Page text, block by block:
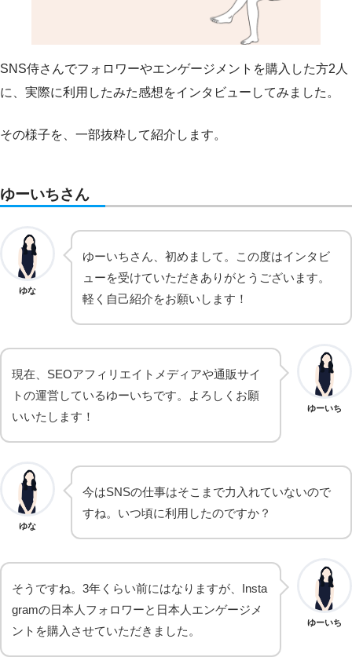
SNS侍さんでフォロワーやエンゲージメントを購入した方2人
に、実際に利用したみた感想をインタビューしてみました。
その様子を、一部抜粋して紹介します。
ゆーいちさん
ゆな
ゆーいちさん、初めまして。この度はインタビ
ューを受けていただきありがとうございます。
軽く自己紹介をお願いします！
ゆーいち
現在、SEOアフィリエイトメディアや通販サイ
トの運営しているゆーいちです。よろしくお願
いいたします！
ゆな
今はSNSの仕事はそこまで力入れていないので
すね。いつ頃に利用したのですか？
ゆーいち
そうですね。3年くらい前にはなりますが、Insta
gramの日本人フォロワーと日本人エンゲージメ
ントを購入させていただきました。